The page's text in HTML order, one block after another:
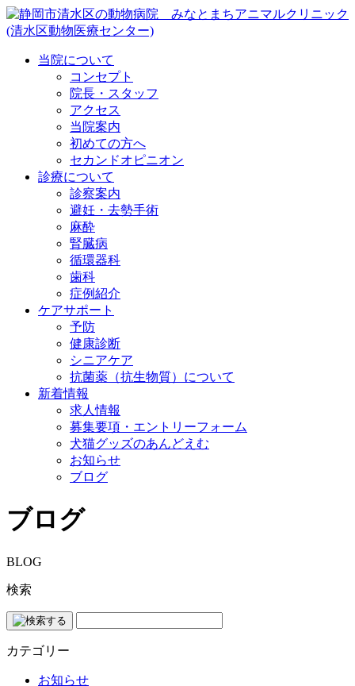
当院について
コンセプト
院長・スタッフ
アクセス
当院案内
初めての方へ
セカンドオピニオン
診療について
診察案内
避妊・去勢手術
麻酔
腎臓病
循環器科
歯科
症例紹介
ケアサポート
予防
健康診断
シニアケア
抗菌薬（抗生物質）について
新着情報
求人情報
募集要項・エントリーフォーム
犬猫グッズのあんどえむ
お知らせ
ブログ
ブログ
BLOG
検索
カテゴリー
お知らせ